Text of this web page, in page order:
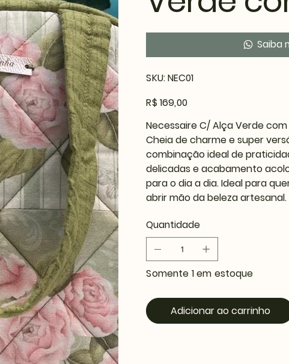
Saiba
SKU:
NEC01
NEC01
Preço
R$ 169,00
Necessaire C/ Alça Verde com
Cheia de charme e super
combinação ideal de
delicadas e acabamento
para o dia a dia. Ideal para
abrir mão da beleza artesanal.
Quantidade
Somente 1 em estoque
Adicionar ao carrinho